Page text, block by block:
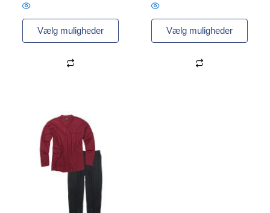
Vælg muligheder Vælg muligheder
varianter.
Mulighederne